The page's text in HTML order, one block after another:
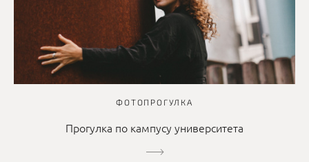
ФОТОПРОГУЛКА
Прогулка по кампусу университета